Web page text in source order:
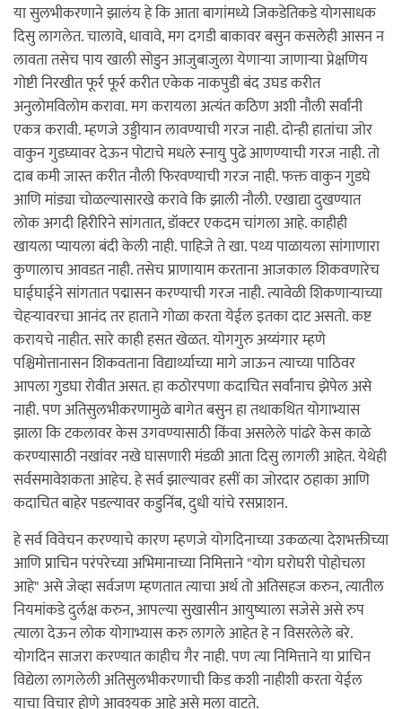
या सुलभीकरणाने झालंय हे कि आता बागांमध्ये जिकडेतिकडे योगसाधक
दिसु लागलेत. चालावे, धावावे, मग दगडी बाकावर बसुन कसलेही आसन न
लावता तसेच पाय खाली सोडुन आजुबाजुला येणार्‍या जाणार्‍या प्रेक्षणिय
गोष्टी निरखीत फूर्र फूर्र करीत एकेक नाकपुडी बंद उघड करीत
अनुलोमविलोम करावा. मग करायला अत्यंत कठिण अशी नौली सर्वांनी
एकत्र करावी. म्हणजे उड्डीयान लावण्याची गरज नाही. दोन्ही हातांचा जोर
वाकुन गुडघ्यावर देऊन पोटाचे मधले स्नायु पुढे आणण्याची गरज नाही. तो
दाब कमी जास्त करीत नौली फिरवण्याची गरज नाही. फक्त वाकुन गुडघे
आणि मांड्या चोळल्यासारखे करावे कि झाली नौली. एखाद्या दुखण्यात
लोक अगदी हिरीरिने सांगतात, डॉक्टर एकदम चांगला आहे. काहीही
खायला प्यायला बंदी केली नाही. पाहिजे ते खा. पथ्य पाळायला सांगाणारा
कुणालाच आवडत नाही. तसेच प्राणायाम करताना आजकाल शिकवणारेच
घाईघाईने सांगतात पद्मासन करण्याची गरज नाही. त्यावेळी शिकणार्‍याच्या
चेहर्‍यावरचा आनंद तर हाताने गोळा करता येईल इतका दाट असतो. कष्ट
करायचे नाहीत. सारे काही हसत खेळत. योगगुरु अय्यंगार म्हणे
पश्चिमोत्तानासन शिकवताना विद्यार्थ्याच्या मागे जाऊन त्याच्या पाठिवर
आपला गुडघा रोवीत असत. हा कठोरपणा कदाचित सर्वांनाच झेपेल असे
नाही. पण अतिसुलभीकरणामुळे बागेत बसुन हा तथाकथित योगाभ्यास
झाला कि टकलावर केस उगवण्यासाठी किंवा असलेले पांढरे केस काळे
करण्यासाठी नखांवर नखे घासणारी मंडळी आता दिसु लागली आहेत. येथेही
सर्वसमावेशकता आहेच. हे सर्व झाल्यावर हसीं का जोरदार ठहाका आणि
कदाचित बाहेर पडल्यावर कडुनिंब, दुधी यांचे रसप्राशन.
हे सर्व विवेचन करण्याचे कारण म्हणजे योगदिनाच्या उकळत्या देशभक्तीच्या
आणि प्राचिन परंपरेच्या अभिमानाच्या निमित्ताने "योग घरोघरी पोहोचला
आहे" असे जेव्हा सर्वजण म्हणतात त्याचा अर्थ तो अतिसहज करुन, त्यातील
नियमांकडे दुर्लक्ष करुन, आपल्या सुखासीन आयुष्याला सजेसे असे रुप
त्याला देऊन लोक योगाभ्यास करु लागले आहेत हे न विसरलेले बरे.
योगदिन साजरा करण्यात काहीच गैर नाही. पण त्या निमित्ताने या प्राचिन
विद्येला लागलेली अतिसुलभीकरणाची किड कशी नाहीशी करता येईल